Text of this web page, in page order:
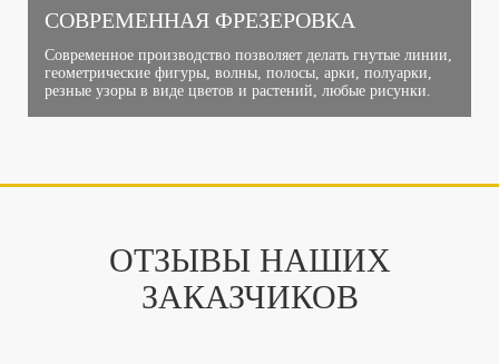
СОВРЕМЕННАЯ ФРЕЗЕРОВКА
Современное производство позволяет делать гнутые линии,
геометрические фигуры, волны, полосы, арки, полуарки,
резные узоры в виде цветов и растений, любые рисунки.
ОТЗЫВЫ НАШИХ
ЗАКАЗЧИКОВ